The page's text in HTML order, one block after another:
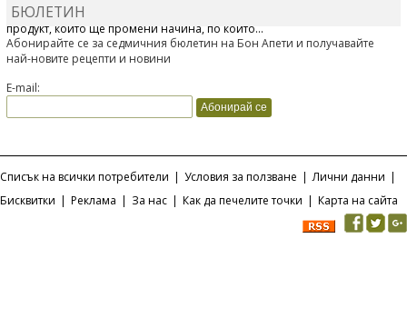
Отскоро Лесафр България стартира предлагането на изцяло нов
продукт, който ще промени начина, по който...
БЮЛЕТИН
Абонирайте се за седмичния бюлетин на Бон Апети и получавайте
най-новите рецепти и новини
E-mail:
Списък на всички потребители | Условия за ползване | Лични данни |
Бисквитки | Реклама | За нас | Как да печелите точки | Карта на сайта